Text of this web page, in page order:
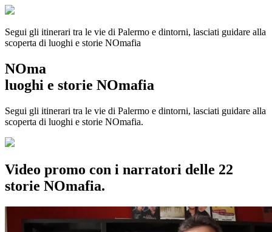
Segui gli itinerari tra le vie di Palermo e dintorni, lasciati guidare alla
scoperta di luoghi e storie NOmafia
NOma
luoghi e storie NOmafia
Segui gli itinerari tra le vie di Palermo e dintorni, lasciati guidare alla
scoperta di luoghi e storie NOmafia.
Video promo con i narratori delle 22
storie NOmafia.